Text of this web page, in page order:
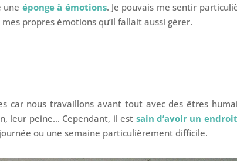
une éponge à émotions. Je pouvais me sentir
propres émotions qu’il fallait aussi gérer.
nous travaillons avant tout avec des êtres
leur peine… Cependant, il est sain d’avoir un
ou une semaine particulièrement difficile.